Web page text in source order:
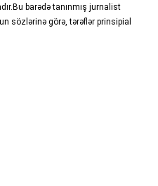
barədə tanınmış jurnalist
sözlərinə görə, tərəflər prinsipial